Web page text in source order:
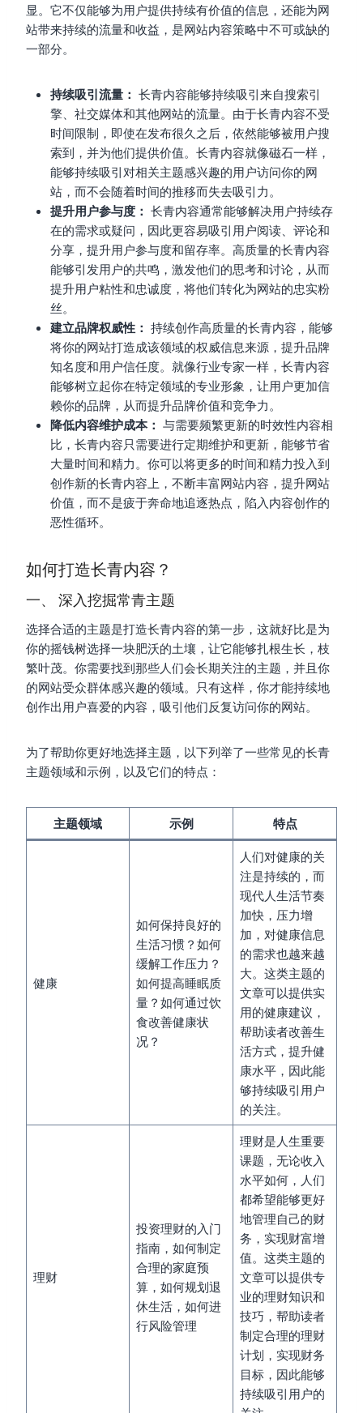
显。它不仅能够为用户提供持续有价值的信息，还能为网
站带来持续的流量和收益，是网站内容策略中不可或缺的
一部分。
持续吸引流量： 长青内容能够持续吸引来自搜索引
擎、社交媒体和其他网站的流量。由于长青内容不受
时间限制，即使在发布很久之后，依然能够被用户搜
索到，并为他们提供价值。长青内容就像磁石一样，
能够持续吸引对相关主题感兴趣的用户访问你的网
站，而不会随着时间的推移而失去吸引力。
提升用户参与度： 长青内容通常能够解决用户持续存
在的需求或疑问，因此更容易吸引用户阅读、评论和
分享，提升用户参与度和留存率。高质量的长青内容
能够引发用户的共鸣，激发他们的思考和讨论，从而
提升用户粘性和忠诚度，将他们转化为网站的忠实粉
丝。
建立品牌权威性： 持续创作高质量的长青内容，能够
将你的网站打造成该领域的权威信息来源，提升品牌
知名度和用户信任度。就像行业专家一样，长青内容
能够树立起你在特定领域的专业形象，让用户更加信
赖你的品牌，从而提升品牌价值和竞争力。
降低内容维护成本： 与需要频繁更新的时效性内容相
比，长青内容只需要进行定期维护和更新，能够节省
大量时间和精力。你可以将更多的时间和精力投入到
创作新的长青内容上，不断丰富网站内容，提升网站
价值，而不是疲于奔命地追逐热点，陷入内容创作的
恶性循环。
如何打造长青内容？
一、 深入挖掘常青主题
选择合适的主题是打造长青内容的第一步，这就好比是为
你的摇钱树选择一块肥沃的土壤，让它能够扎根生长，枝
繁叶茂。你需要找到那些人们会长期关注的主题，并且你
的网站受众群体感兴趣的领域。只有这样，你才能持续地
创作出用户喜爱的内容，吸引他们反复访问你的网站。
为了帮助你更好地选择主题，以下列举了一些常见的长青
主题领域和示例，以及它们的特点：
主题领域 示例 特点
健康
如何保持良好的
生活习惯？如何
缓解工作压力？
如何提高睡眠质
量？如何通过饮
食改善健康状
况？
人们对健康的关
注是持续的，而
现代人生活节奏
加快，压力增
加，对健康信息
的需求也越来越
大。这类主题的
文章可以提供实
用的健康建议，
帮助读者改善生
活方式，提升健
康水平，因此能
够持续吸引用户
的关注。
理财
投资理财的入门
指南，如何制定
合理的家庭预
算，如何规划退
休生活，如何进
行风险管理
理财是人生重要
课题，无论收入
水平如何，人们
都希望能够更好
地管理自己的财
务，实现财富增
值。这类主题的
文章可以提供专
业的理财知识和
技巧，帮助读者
制定合理的理财
计划，实现财务
目标，因此能够
持续吸引用户的